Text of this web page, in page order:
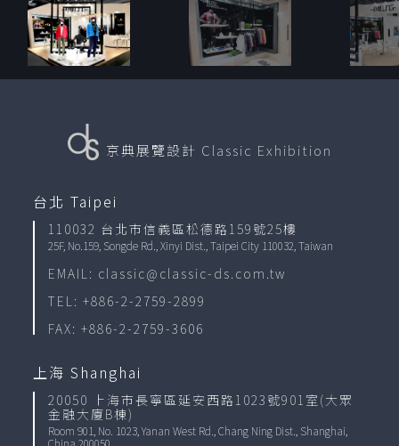
京典展覽設計 Classic Exhibition
台北 Taipei
110032 台北市信義區松德路159號25樓
25F, No.159, Songde Rd., Xinyi Dist., Taipei City 110032, Taiwan
EMAIL: classic@classic-ds.com.tw
TEL: +886-2-2759-2899
FAX: +886-2-2759-3606
上海 Shanghai
20050 上海市長寧區延安西路1023號901室(大眾
金融大廈B棟)
Room 901, No. 1023, Yanan West Rd., Chang Ning Dist., Shanghai,
China 200050